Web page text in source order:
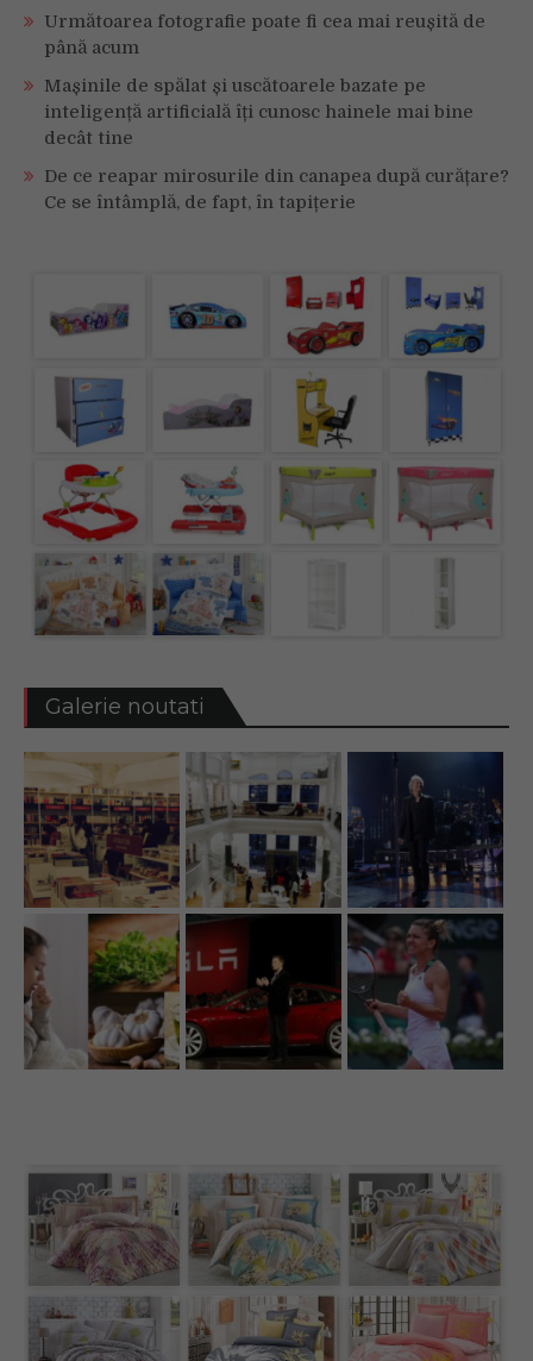
Următoarea fotografie poate fi cea mai reușită de
până acum
Mașinile de spălat și uscătoarele bazate pe
inteligență artificială îți cunosc hainele mai bine
decât tine
De ce reapar mirosurile din canapea după curățare?
Ce se întâmplă, de fapt, în tapițerie
Galerie noutati